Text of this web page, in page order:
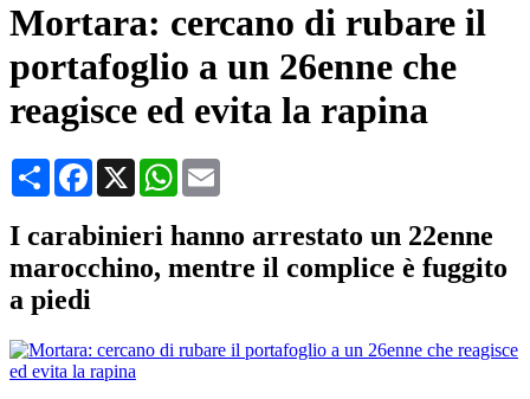
Mortara: cercano di rubare il
portafoglio a un 26enne che
reagisce ed evita la rapina
CondividiFacebook
X WhatsApp
I carabinieri hanno arrestato un 22enne
marocchino, mentre il complice è fuggito
a piedi